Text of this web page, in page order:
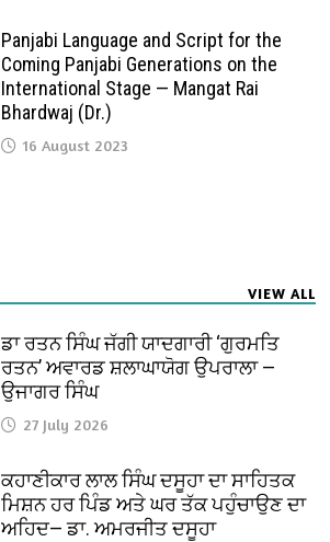
Panjabi Language and Script for the
Coming Panjabi Generations on the
International Stage — Mangat Rai
Bhardwaj (Dr.)
16 August 2023
VIEW ALL
ਡਾ ਰਤਨ ਸਿੰਘ ਜੱਗੀ ਯਾਦਗਾਰੀ ‘ਗੁਰਮਤਿ
ਰਤਨ’ ਅਵਾਰਡ ਸ਼ਲਾਘਾਯੋਗ ਉਪਰਾਲਾ —
ਉਜਾਗਰ ਸਿੰਘ
27 July 2026
ਕਹਾਣੀਕਾਰ ਲਾਲ ਸਿੰਘ ਦਸੂਹਾ ਦਾ ਸਾਹਿਤਕ
ਮਿਸ਼ਨ ਹਰ ਪਿੰਡ ਅਤੇ ਘਰ ਤੱਕ ਪਹੁੰਚਾਉਣ ਦਾ
ਅਹਿਦ— ਡਾ. ਅਮਰਜੀਤ ਦਸੂਹਾ